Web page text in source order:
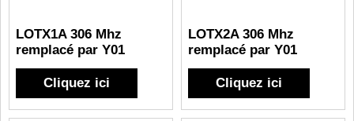
LOTX1A 306 Mhz
remplacé par Y01
Cliquez ici
LOTX2A 306 Mhz
remplacé par Y01
Cliquez ici